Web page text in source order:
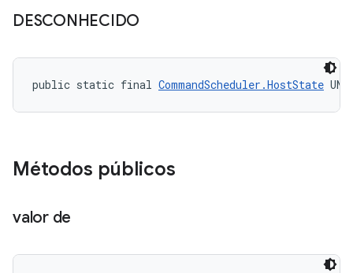
DESCONHECIDO
public static final CommandScheduler.HostState
Métodos públicos
valor de